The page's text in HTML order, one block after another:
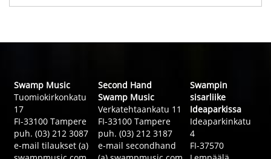
Swamp Music
Tuomiokirkonkatu
17
FI-33100 Tampere
puh. (03) 212 3087
e-mail tilaukset (a)
Second Hand
Swamp Music
Verkatehtaankatu 11
FI-33100 Tampere
puh. (03) 212 3187
e-mail secondhand
Swampin
sisarliike
Ideaparkissa
Ideaparkinkatu
4
FI-37570